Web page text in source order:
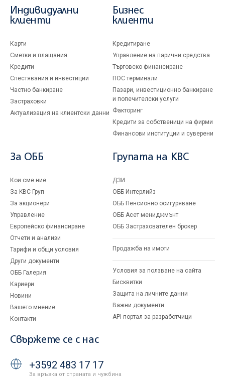
Индивидуални
клиенти
Карти
Сметки и плащания
Кредити
Спестявания и инвестиции
Частно банкиране
Застраховки
Актуализация на клиентски данни
Бизнес
клиенти
Кредитиране
Управление на парични средства
Търговско финансиране
ПОС терминали
Пазари, инвестиционно банкиране
и попечителски услуги
Факторинг
Кредити за собственици на фирми
Финансови институции и суверени
За ОББ
Кои сме ние
За KBC Груп
За акционери
Управление
Европейско финансиране
Отчети и анализи
Тарифи и общи условия
Други документи
ОББ Галерия
Кариери
Новини
Вашето мнение
Контакти
Групата на KBC
ДЗИ
ОББ Интерлийз
ОББ Пенсионно осигуряване
ОББ Асет мениджмънт
ОББ Застрахователен брокер
Продажба на имоти
Условия за ползване на сайта
Бисквитки
Защита на личните данни
Важни документи
API портал за разработчици
Свържете се с нас
+3592 483 17 17
За връзка от страната и чужбина